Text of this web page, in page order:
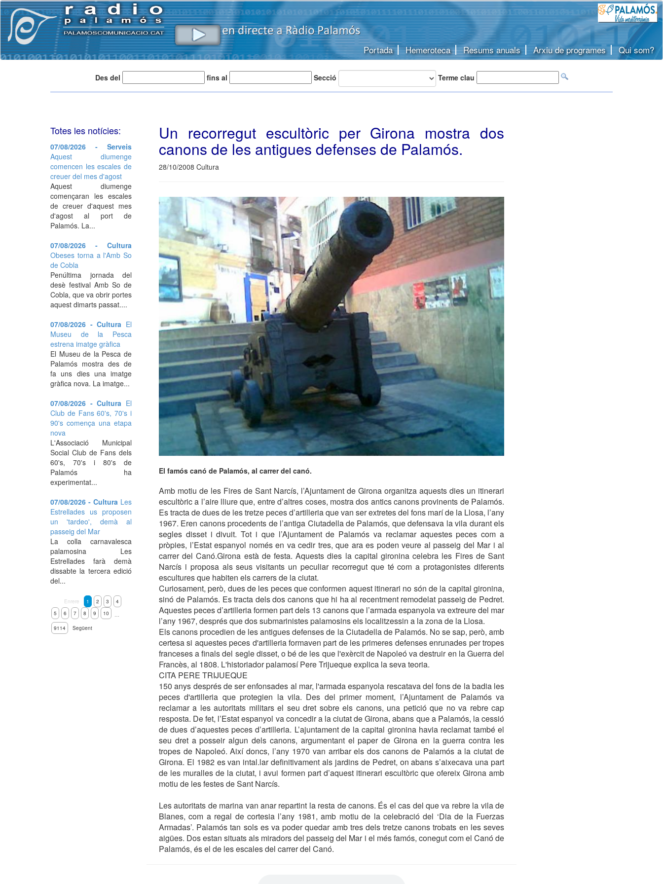
Portada Hemeroteca Resums anuals Arxiu de programes Qui som?
Des del fins al Secció Terme clau
Un recorregut escultòric per Girona mostra dos
canons de les antigues defenses de Palamós.
28/10/2008 Cultura
El famós canó de Palamós, al carrer del canó.
Amb motiu de les Fires de Sant Narcís, l’Ajuntament de Girona organitza aquests dies un itinerari
escultòric a l’aire lliure que, entre d’altres coses, mostra dos antics canons provinents de Palamós.
Es tracta de dues de les tretze peces d’artilleria que van ser extretes del fons marí de la Llosa, l’any
1967. Eren canons procedents de l’antiga Ciutadella de Palamós, que defensava la vila durant els
segles disset i divuit. Tot i que l’Ajuntament de Palamós va reclamar aquestes peces com a
pròpies, l’Estat espanyol només en va cedir tres, que ara es poden veure al passeig del Mar i al
carrer del Canó.Girona està de festa. Aquests dies la capital gironina celebra les Fires de Sant
Narcís i proposa als seus visitants un peculiar recorregut que té com a protagonistes diferents
escultures que habiten els carrers de la ciutat.
Curiosament, però, dues de les peces que conformen aquest itinerari no són de la capital gironina,
sinó de Palamós. Es tracta dels dos canons que hi ha al recentment remodelat passeig de Pedret.
Aquestes peces d’artilleria formen part dels 13 canons que l’armada espanyola va extreure del mar
l’any 1967, després que dos submarinistes palamosins els localitzessin a la zona de la Llosa.
Els canons procedien de les antigues defenses de la Ciutadella de Palamós. No se sap, però, amb
certesa si aquestes peces d'artilleria formaven part de les primeres defenses enrunades per tropes
franceses a finals del segle disset, o bé de les que l'exèrcit de Napoleó va destruir en la Guerra del
Francès, al 1808. L'historiador palamosí Pere Trijueque explica la seva teoria.
CITA PERE TRIJUEQUE
150 anys després de ser enfonsades al mar, l'armada espanyola rescatava del fons de la badia les
peces d'artilleria que protegien la vila. Des del primer moment, l’Ajuntament de Palamós va
reclamar a les autoritats militars el seu dret sobre els canons, una petició que no va rebre cap
resposta. De fet, l’Estat espanyol va concedir a la ciutat de Girona, abans que a Palamós, la cessió
de dues d’aquestes peces d’artilleria. L’ajuntament de la capital gironina havia reclamat també el
seu dret a posseir algun dels canons, argumentant el paper de Girona en la guerra contra les
tropes de Napoleó. Així doncs, l’any 1970 van arribar els dos canons de Palamós a la ciutat de
Girona. El 1982 es van intal.lar definitivament als jardins de Pedret, on abans s’aixecava una part
de les muralles de la ciutat, i avui formen part d’aquest itinerari escultòric que ofereix Girona amb
motiu de les festes de Sant Narcís.
Les autoritats de marina van anar repartint la resta de canons. És el cas del que va rebre la vila de
Blanes, com a regal de cortesia l’any 1981, amb motiu de la celebració del ‘Dia de la Fuerzas
Armadas’. Palamós tan sols es va poder quedar amb tres dels tretze canons trobats en les seves
aigües. Dos estan situats als miradors del passeig del Mar i el més famós, conegut com el Canó de
Palamós, és el de les escales del carrer del Canó.
Totes les notícies:
07/08/2026 - Serveis
Aquest diumenge
comencen les escales de
creuer del mes d'agost
Aquest diumenge
començaran les escales
de creuer d'aquest mes
d'agost al port de
Palamós. La...
07/08/2026 - Cultura
Obeses torna a l'Amb So
de Cobla
Penúltima jornada del
desè festival Amb So de
Cobla, que va obrir portes
aquest dimarts passat....
07/08/2026 - Cultura El
Museu de la Pesca
estrena imatge gràfica
El Museu de la Pesca de
Palamós mostra des de
fa uns dies una imatge
gràfica nova. La imatge...
07/08/2026 - Cultura El
Club de Fans 60's, 70's i
90's comença una etapa
nova
L'Associació Municipal
Social Club de Fans dels
60's, 70's i 80's de
Palamós ha
experimentat...
07/08/2026 - Cultura Les
Estrellades us proposen
un 'tardeo', demà al
passeig del Mar
La colla carnavalesca
palamosina Les
Estrellades farà demà
dissabte la tercera edició
del...
Enrere 1 2 3
4
5
6 7 8 9 10
…
9114
Següent